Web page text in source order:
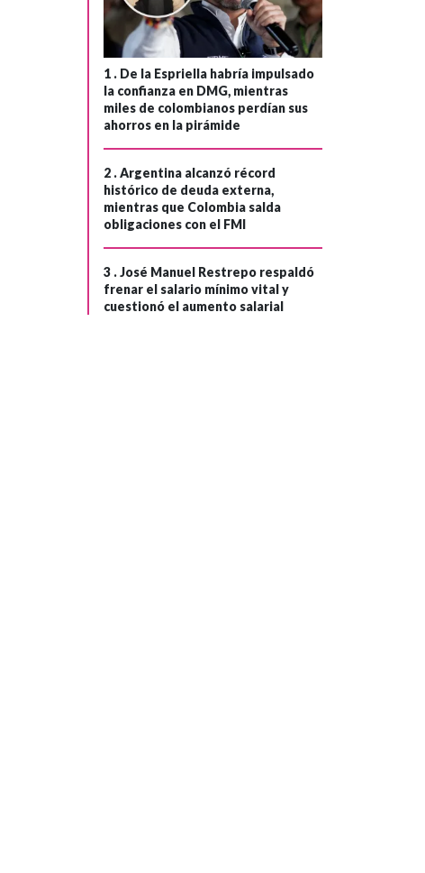
1 . De la Espriella habría impulsado
la confianza en DMG, mientras
miles de colombianos perdían sus
ahorros en la pirámide
2 .Argentina alcanzó récord
histórico de deuda externa,
mientras que Colombia salda
obligaciones con el FMI
3 .José Manuel Restrepo respaldó
frenar el salario mínimo vital y
cuestionó el aumento salarial